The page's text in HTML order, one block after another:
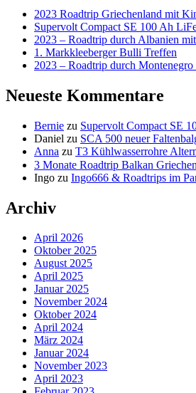
2023 Roadtrip Griechenland mit
Supervolt Compact SE 100 Ah
2023 – Roadtrip durch Albanien
1. Markkleeberger Bulli Treffen
2023 – Roadtrip durch
Neueste Kommentare
Bernie zu Supervolt Compact SE
Daniel zu SCA 500 neuer
Anna zu T3 Kühlwasserrohre
3 Monate Roadtrip Balkan
Ingo zu Ingo666 & Roadtrips im
Archiv
April 2026
Oktober 2025
August 2025
April 2025
Januar 2025
November 2024
Oktober 2024
April 2024
März 2024
Januar 2024
November 2023
April 2023